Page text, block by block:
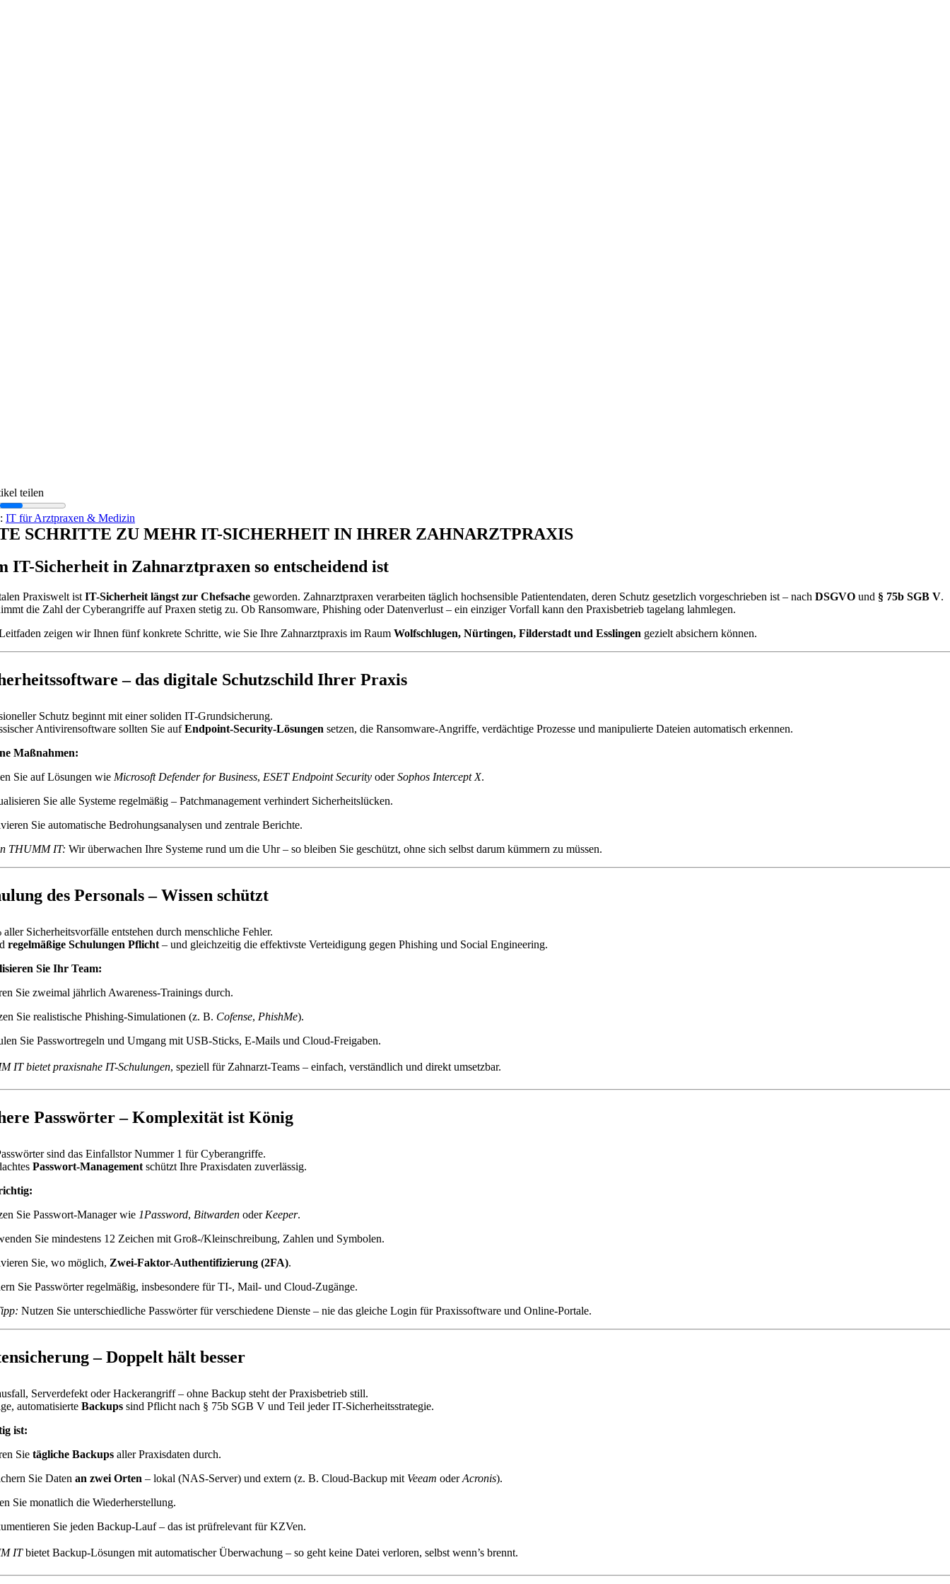
teilen
IT für Arztpraxen & Medizin
SCHRITTE ZU MEHR IT-SICHERHEIT IN IHRER ZAHNARZTPRAXIS
IT-Sicherheit in Zahnarztpraxen so entscheidend ist
Praxiswelt ist IT-Sicherheit längst zur Chefsache geworden. Zahnarztpraxen verarbeiten täglich hochsensible Patientendaten, deren Schutz gesetzlich vorgeschrieben ist – nach DSGVO und § 75b SGB V.
die Zahl der Cyberangriffe auf Praxen stetig zu. Ob Ransomware, Phishing oder Datenverlust – ein einziger Vorfall kann den Praxisbetrieb tagelang lahmlegen.
zeigen wir Ihnen fünf konkrete Schritte, wie Sie Ihre Zahnarztpraxis im Raum Wolfschlugen, Nürtingen, Filderstadt und Esslingen gezielt absichern können.
– das digitale Schutzschild Ihrer Praxis
Schutz beginnt mit einer soliden IT-Grundsicherung.
Antivirensoftware sollten Sie aufEndpoint-Security-Lösungen setzen, die Ransomware-Angriffe, verdächtige Prozesse und manipulierte Dateien automatisch erkennen.
Maßnahmen:
Sie auf Lösungen wie Microsoft Defender for Business, ESET Endpoint Security oderSophos Intercept X.
Sie alle Systeme regelmäßig – Patchmanagement verhindert Sicherheitslücken.
Sie automatische Bedrohungsanalysen und zentrale Berichte.
THUMM IT: Wir überwachen Ihre Systeme rund um die Uhr – so bleiben Sie geschützt, ohne sich selbst darum kümmern zu müssen.
des Personals – Wissen schützt
Sicherheitsvorfälle entstehen durch menschliche Fehler.
regelmäßige Schulungen Pflicht – und gleichzeitig die effektivste Verteidigung gegen Phishing und Social Engineering.
Sie Ihr Team:
Sie zweimal jährlich Awareness-Trainings durch.
Sie realistische Phishing-Simulationen (z. B. Cofense, PhishMe).
Sie Passwortregeln und Umgang mit USB-Sticks, E-Mails und Cloud-Freigaben.
IT bietet praxisnahe IT-Schulungen, speziell für Zahnarzt-Teams – einfach, verständlich und direkt umsetzbar.
Passwörter – Komplexität ist König
sind das Einfallstor Nummer 1 für Cyberangriffe.
Passwort-Management schützt Ihre Praxisdaten zuverlässig.
Sie Passwort-Manager wie 1Password, Bitwarden oder Keeper.
Sie mindestens 12 Zeichen mit Groß-/Kleinschreibung, Zahlen und Symbolen.
Sie, wo möglich, Zwei-Faktor-Authentifizierung (2FA).
Sie Passwörter regelmäßig, insbesondere für TI-, Mail- und Cloud-Zugänge.
Nutzen Sie unterschiedliche Passwörter für verschiedene Dienste – nie das gleiche Login für Praxissoftware und Online-Portale.
– Doppelt hält besser
Serverdefekt oder Hackerangriff – ohne Backup steht der Praxisbetrieb still.
automatisierte Backups sind Pflicht nach § 75b SGB V und Teil jeder IT-Sicherheitsstrategie.
ist:
Sie tägliche Backups aller Praxisdaten durch.
Sie Daten an zwei Orten – lokal (NAS-Server) und extern (z. B. Cloud-Backup mit Veeam oderAcronis).
Sie monatlich die Wiederherstellung.
Sie jeden Backup-Lauf – das ist prüfrelevant für KZVen.
ITbietet Backup-Lösungen mit automatischer Überwachung – so geht keine Datei verloren, selbst wenn’s brennt.